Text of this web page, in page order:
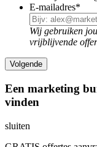
E-mailadres*
Wij gebruiken
vrijblijvende
Een marketing
vinden
sluiten